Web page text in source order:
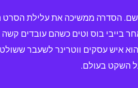
הסדרה ממשיכה את עלילת הסרט
בייבי בוס וטים כשהם עובדים
איש עסקים ווטרינר לשעבר
השקט בעולם.